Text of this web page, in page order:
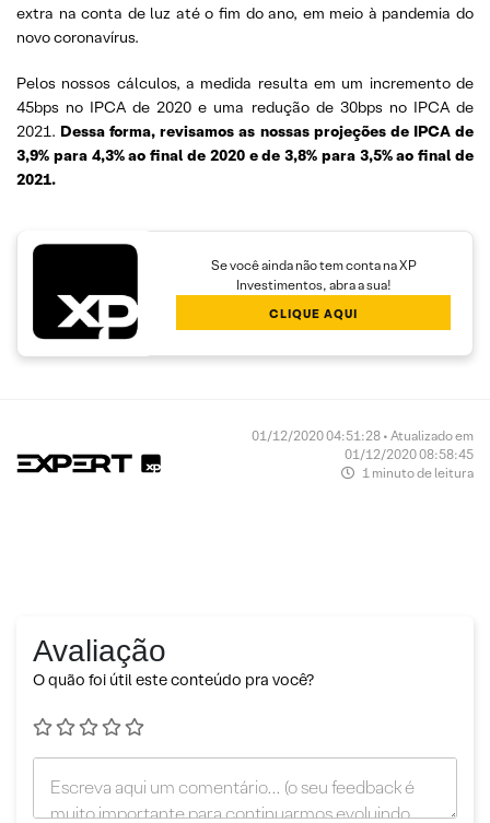
extra na conta de luz até o fim do ano, em meio à pandemia do
novo coronavírus.
Pelos nossos cálculos, a medida resulta em um incremento de
45bps no IPCA de 2020 e uma redução de 30bps no IPCA de
2021. Dessa forma, revisamos as nossas projeções de IPCA de
3,9% para 4,3% ao final de 2020 e de 3,8% para 3,5% ao final de
2021.
Se você ainda não tem conta na XP
Investimentos, abra a sua!
CLIQUE AQUI
01/12/2020 04:51:28 • Atualizado em
01/12/2020 08:58:45
1 minuto de leitura
Avaliação
O quão foi útil este conteúdo pra você?